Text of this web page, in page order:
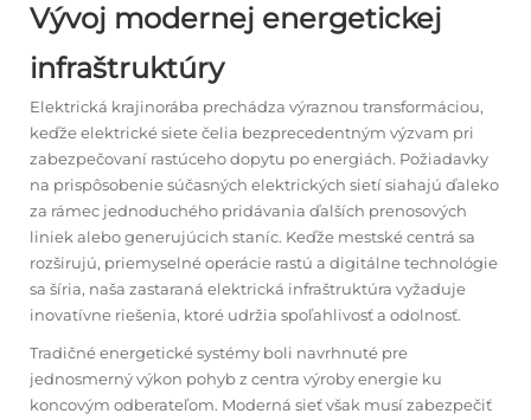
Vývoj modernej energetickej
infraštruktúry
Elektrická krajinorába prechádza výraznou transformáciou,
keďžeelektrické sietečelia bezprecedentným výzvam pri
zabezpečovaní rastúceho dopytu po energiách. Požiadavky
na prispôsobenie súčasných elektrických sietí siahajú ďaleko
za rámec jednoduchého pridávania ďalších prenosových
liniek alebo generujúcich staníc. Keďže mestské centrá sa
rozširujú, priemyselné operácie rastú a digitálne technológie
sa šíria, naša zastaraná elektrická infraštruktúra vyžaduje
inovatívne riešenia, ktoré udržia spoľahlivosť a odolnosť.
Tradičné energetické systémy boli navrhnuté pre
jednosmernývýkon pohyb z centra výroby energie ku
koncovým odberateľom. Moderná sieť však musí zabezpečiť